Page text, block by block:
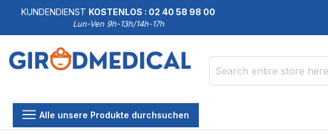
KUNDENDIENST KOSTENLOS : 02 40 58 98 00
Lun-Ven 9h-13h/14h-17h
Alle unsere Produkte durchsuchen